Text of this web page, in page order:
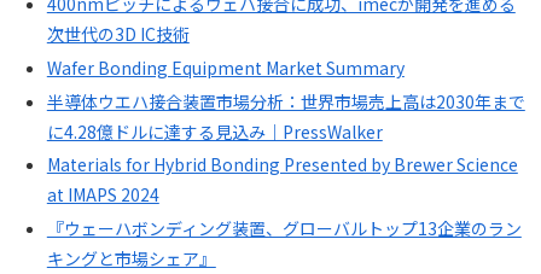
次世代の3D IC技術
Wafer Bonding Equipment Market Summary
半導体ウエハ接合装置市場分析：世界市場売上高は2030年まで
に4.28億ドルに達する見込み｜PressWalker
Materials for Hybrid Bonding Presented by Brewer Science
at IMAPS 2024
『ウェーハボンディング装置、グローバルトップ13企業のラン
キングと市場シェア』